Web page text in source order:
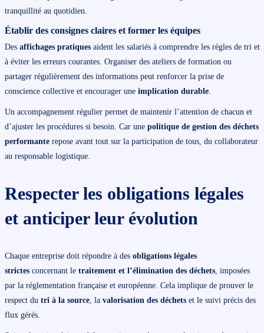
tranquillité au quotidien.
Établir des consignes claires et former les équipes
Des affichages pratiquesaident les salariés à comprendre les règles de tri et
à éviter les erreurs courantes. Organiser des ateliers de formation ou
partager régulièrement des informations peut renforcer la prise de
conscience collective et encourager une implication durable.
Un accompagnement régulier permet de maintenir l’attention de chacun et
d’ajuster les procédures si besoin. Car une politique de gestion des déchets
performanterepose avant tout sur la participation de tous, du collaborateur
au responsable logistique.
Respecter les obligations légales
et anticiper leur évolution
Chaque entreprise doit répondre à des obligations légales
strictesconcernant le traitement et l’élimination des déchets, imposées
par la réglementation française et européenne. Cela implique de prouver le
respect du tri à la source, la valorisation des déchetset le suivi précis des
flux gérés.